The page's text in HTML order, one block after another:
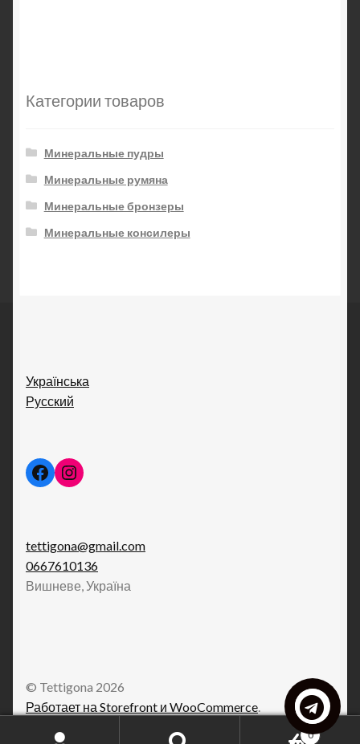
Категории товаров
Минеральные пудры
Минеральные румяна
Минеральные бронзеры
Минеральные консилеры
Українська
Русский
Facebook
Instagram
tettigona@gmail.com
0667610136
Вишневе, Україна
© Tettigona 2026
Работает на Storefront и WooCommerce.
0